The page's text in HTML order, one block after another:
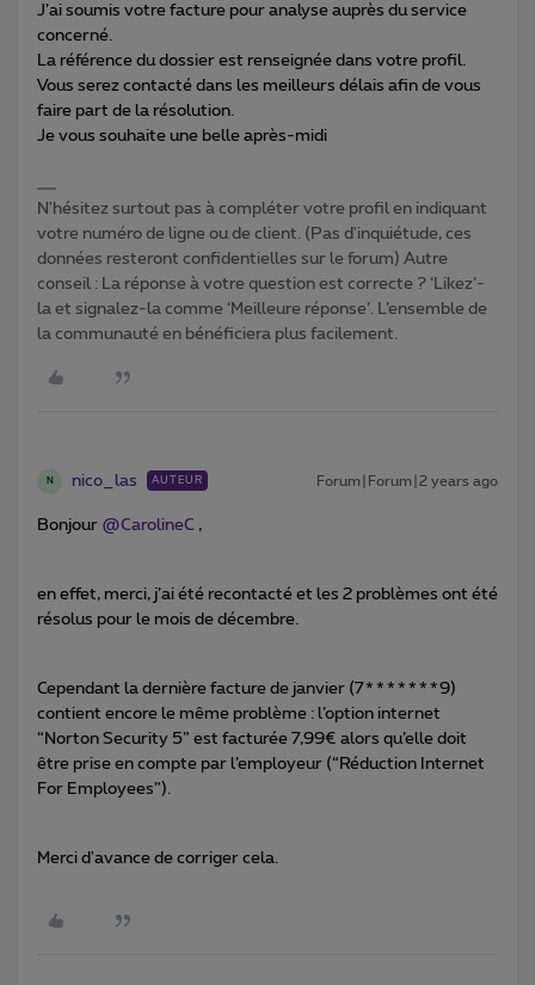
J’ai soumis votre facture pour analyse auprès du service
concerné.
La référence du dossier est renseignée dans votre profil.
Vous serez contacté dans les meilleurs délais afin de vous
faire part de la résolution.
Je vous souhaite une belle après-midi
N'hésitez surtout pas à compléter votre profil en indiquant
votre numéro de ligne ou de client. (Pas d'inquiétude, ces
données resteront confidentielles sur le forum) Autre
conseil : La réponse à votre question est correcte ? ‘Likez’-
la et signalez-la comme ‘Meilleure réponse’. L’ensemble de
la communauté en bénéficiera plus facilement.
N nico_las AUTEUR Forum|Forum|2 years ago
Bonjour @CarolineC ,
en effet, merci, j’ai été recontacté et les 2 problèmes ont été
résolus pour le mois de décembre.
Cependant la dernière facture de janvier (7*******9)
contient encore le même problème : l’option internet
“Norton Security 5” est facturée 7,99€ alors qu’elle doit
être prise en compte par l’employeur (“Réduction Internet
For Employees”).
Merci d'avance de corriger cela.